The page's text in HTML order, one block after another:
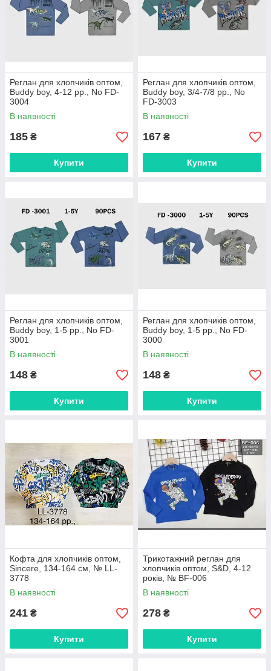
Реглан для хлопчиків оптом,
Buddy boy, 4-12 рр., No FD-
3004
В наявності
185 ₴
Купити
Реглан для хлопчиків оптом,
Buddy boy, 3/4-7/8 рр., No
FD-3003
В наявності
167 ₴
Купити
Реглан для хлопчиків оптом,
Buddy boy, 1-5 рр., No FD-
3001
В наявності
148 ₴
Купити
Реглан для хлопчиків оптом,
Buddy boy, 1-5 рр., No FD-
3000
В наявності
148 ₴
Купити
Кофта для хлопчиків оптом,
Sincere, 134-164 см, № LL-
3778
В наявності
241 ₴
Купити
Трикотажний реглан для
хлопчиків оптом, S&D, 4-12
років, № BF-006
В наявності
278 ₴
Купити